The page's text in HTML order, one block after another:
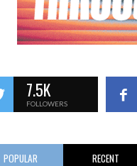
7.5K
FOLLOWERS
POPULAR RECENT